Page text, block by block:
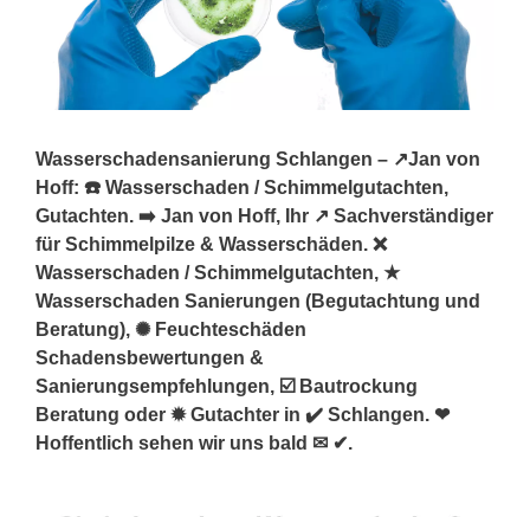
Wasserschadensanierung Schlangen – ↗️Jan von
Hoff: ☎️ Wasserschaden / Schimmelgutachten,
Gutachten. ➡️ Jan von Hoff, Ihr ↗️ Sachverständiger
für Schimmelpilze & Wasserschäden. ❌
Wasserschaden / Schimmelgutachten, ★
Wasserschaden Sanierungen (Begutachtung und
Beratung), ✺ Feuchteschäden
Schadensbewertungen &
Sanierungsempfehlungen, ☑️ Bautrockung
Beratung oder ✹ Gutachter in ✔️ Schlangen. ❤
Hoffentlich sehen wir uns bald ✉ ✔.